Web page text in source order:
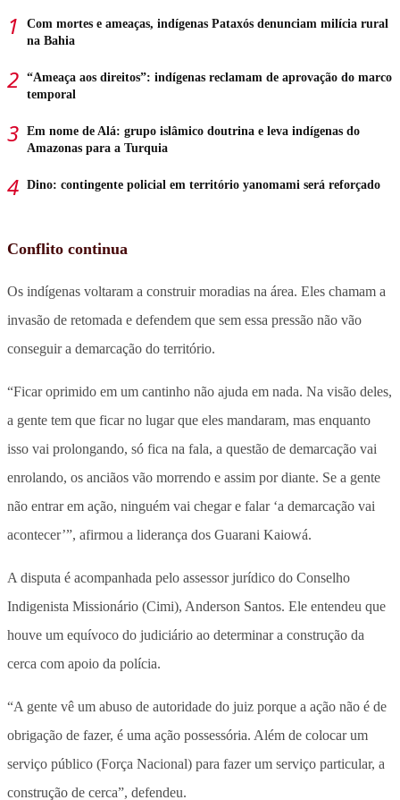
Com mortes e ameaças, indígenas Pataxós denunciam milícia rural
na Bahia
“Ameaça aos direitos”: indígenas reclamam de aprovação do marco
temporal
Em nome de Alá: grupo islâmico doutrina e leva indígenas do
Amazonas para a Turquia
Dino: contingente policial em território yanomami será reforçado
Conflito continua
Os indígenas voltaram a construir moradias na área. Eles chamam a
invasão de retomada e defendem que sem essa pressão não vão
conseguir a demarcação do território.
“Ficar oprimido em um cantinho não ajuda em nada. Na visão deles,
a gente tem que ficar no lugar que eles mandaram, mas enquanto
isso vai prolongando, só fica na fala, a questão de demarcação vai
enrolando, os anciãos vão morrendo e assim por diante. Se a gente
não entrar em ação, ninguém vai chegar e falar ‘a demarcação vai
acontecer’”, afirmou a liderança dos Guarani Kaiowá.
A disputa é acompanhada pelo assessor jurídico do Conselho
Indigenista Missionário (Cimi), Anderson Santos. Ele entendeu que
houve um equívoco do judiciário ao determinar a construção da
cerca com apoio da polícia.
“A gente vê um abuso de autoridade do juiz porque a ação não é de
obrigação de fazer, é uma ação possessória. Além de colocar um
serviço público (Força Nacional) para fazer um serviço particular, a
construção de cerca”, defendeu.